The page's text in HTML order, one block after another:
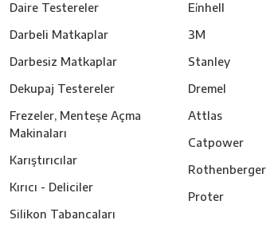
Daire Testereler
Darbeli Matkaplar
Darbesiz Matkaplar
Dekupaj Testereler
Frezeler, Menteşe Açma
Makinaları
Karıştırıcılar
Kırıcı - Deliciler
Silikon Tabancaları
Ei̇nhell
3M
Stanley
Dremel
Attlas
Catpower
Rothenberger
Proter